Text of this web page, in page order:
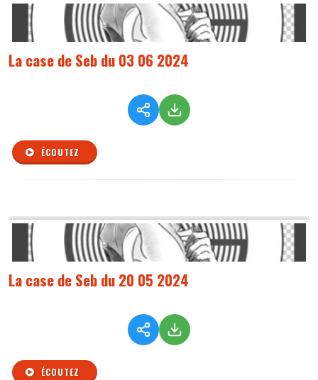
La case de Seb du 03 06 2024
ÉCOUTEZ
La case de Seb du 20 05 2024
ÉCOUTEZ